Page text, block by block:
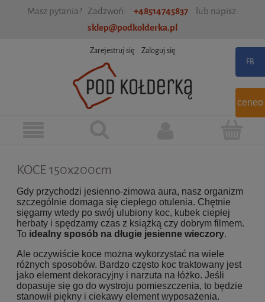
Masz pytania? Zadzwoń: +48514745837
lub napisz:
sklep@podkolderka.pl
Zarejestruj się Zaloguj się
KOCE 150x200cm
Gdy przychodzi jesienno-zimowa aura, nasz organizm
szczególnie domaga się ciepłego otulenia. Chętnie
sięgamy wtedy po swój ulubiony koc, kubek ciepłej
herbaty i spędzamy czas z książką czy dobrym filmem.
To idealny sposób na długie jesienne wieczory.
Ale oczywiście koce można wykorzystać na wiele
różnych sposobów. Bardzo często koc traktowany jest
jako element dekoracyjny i narzuta na łóżko. Jeśli
dopasuje się go do wystroju pomieszczenia, to będzie
stanowił piękny i ciekawy element wyposażenia.
ceneo